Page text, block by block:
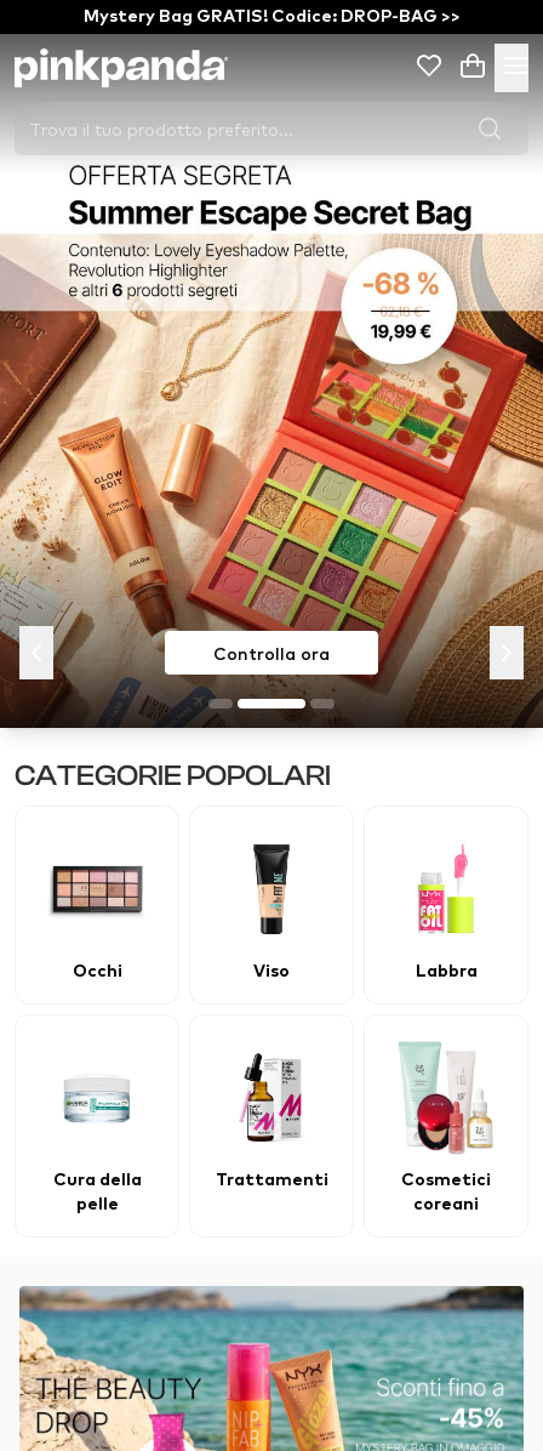
Mystery Bag GRATIS! Codice: DROP-BAG >>
Acquista oraControlla ora
CATEGORIE POPOLARI
Occhi Viso Labbra
Cura della
pelle
Trattamenti
Cosmetici
coreani